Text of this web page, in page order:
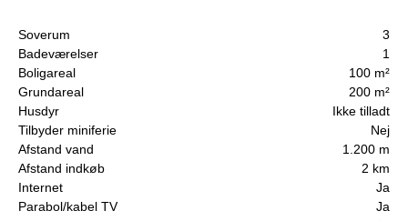
Soverum
3
Badeværelser
1
Boligareal
100 m²
Grundareal
200 m²
Husdyr
Ikke tilladt
Tilbyder miniferie
Nej
Afstand vand
1.200 m
Afstand indkøb
2 km
Internet
Ja
Parabol/kabel TV
Ja